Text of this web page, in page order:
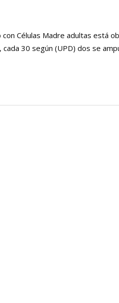
Células Madre adultas está
cada 30 según (UPD) dos se